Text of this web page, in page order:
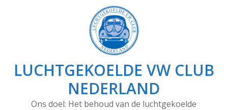
LUCHTGEKOELDE VW CLUB
NEDERLAND
Ons doel: Het behoud van de luchtgekoelde